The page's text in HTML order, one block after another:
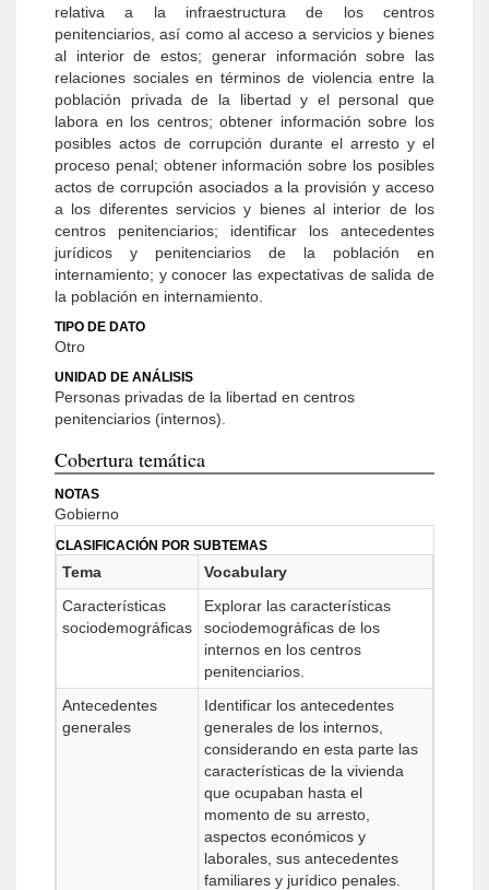
relativa a la infraestructura de los centros
penitenciarios, así como al acceso a servicios y bienes
al interior de estos; generar información sobre las
relaciones sociales en términos de violencia entre la
población privada de la libertad y el personal que
labora en los centros; obtener información sobre los
posibles actos de corrupción durante el arresto y el
proceso penal; obtener información sobre los posibles
actos de corrupción asociados a la provisión y acceso
a los diferentes servicios y bienes al interior de los
centros penitenciarios; identificar los antecedentes
jurídicos y penitenciarios de la población en
internamiento; y conocer las expectativas de salida de
la población en internamiento.
TIPO DE DATO
Otro
UNIDAD DE ANÁLISIS
Personas privadas de la libertad en centros
penitenciarios (internos).
Cobertura temática
NOTAS
Gobierno
CLASIFICACIÓN POR SUBTEMAS
Tema
Vocabulary
Características
sociodemográficas
Explorar las características
sociodemográficas de los
internos en los centros
penitenciarios.
Antecedentes
generales
Identificar los antecedentes
generales de los internos,
considerando en esta parte las
características de la vivienda
que ocupaban hasta el
momento de su arresto,
aspectos económicos y
laborales, sus antecedentes
familiares y jurídico penales.